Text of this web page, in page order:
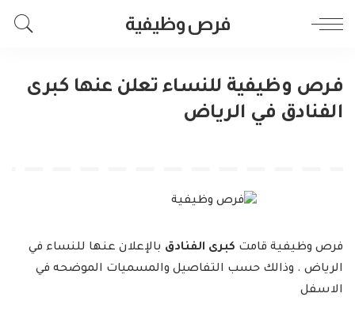
فرص وظيفية
فرص وظيفية للنساء تعلن عنها كبرى
الفنادق في الرياض
فرص وظيفية قامت كبرى الفنادق بالإعلان عنها للنساء في
الرياض . وذالك حسب التفاصيل والمسميات الموضحه في
الاسفل